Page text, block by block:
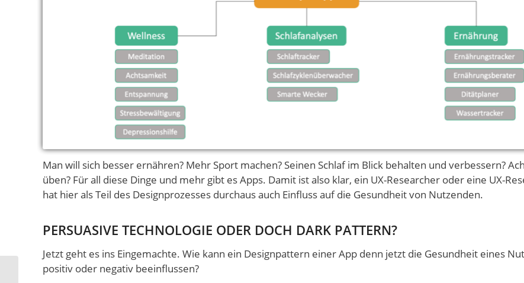
Man will sich besser ernähren? Mehr Sport machen? Seinen Schlaf im Blick behalten und verbessern?
üben? Für all diese Dinge und mehr gibt es Apps. Damit ist also klar, ein UX-Researcher oder eine UX-
hat hier als Teil des Designprozesses durchaus auch Einfluss auf die Gesundheit von Nutzenden.
PERSUASIVE TECHNOLOGIE ODER DOCH DARK PATTERN?
Jetzt geht es ins Eingemachte. Wie kann ein Designpattern einer App denn jetzt die Gesundheit eines
positiv oder negativ beeinflussen?